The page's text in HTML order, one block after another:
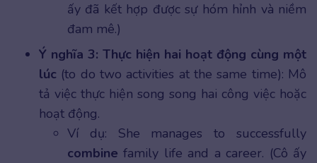
ấy đã kết hợp được sự hóm hỉnh và niềm
đam mê.)
Ý nghĩa 3: Thực hiện hai hoạt động cùng một
lúc (to do two activities at the same time): Mô
tả việc thực hiện song song hai công việc hoặc
hoạt động.
Ví dụ: She manages to successfully
combine family life and a career. (Cô ấy